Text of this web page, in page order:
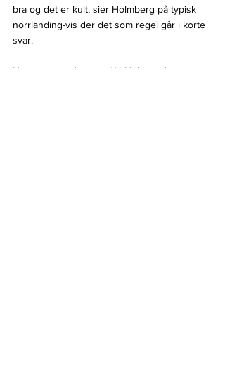
bra og det er kult, sier Holmberg på typisk
norrländing-vis der det som regel går i korte
svar.
Han vil bære drakt nr. 11 i Nidaros denne